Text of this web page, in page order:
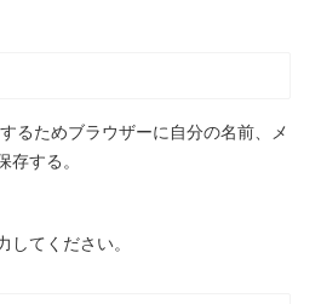
るためブラウザーに自分の名前、メ
存する。
してください。